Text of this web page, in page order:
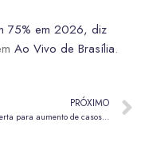
75% em 2026, diz
Ao Vivo de Brasília.
PRÓXIMO
Fiocruz alerta para aumento de casos de vírus sincicial respiratório; entenda